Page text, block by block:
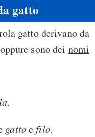
gatto
gatto derivano da
oppure sono dei nomi
.
gattoefilo.